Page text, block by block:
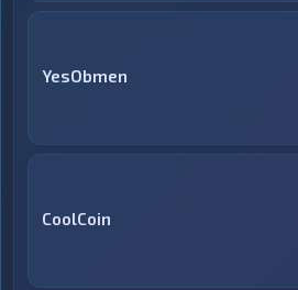
YesObmen
CoolCoin